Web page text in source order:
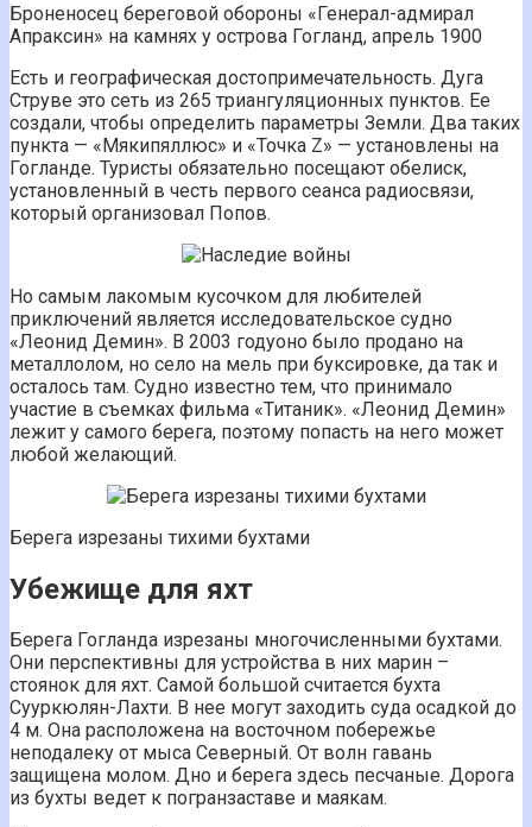
Броненосец береговой обороны «Генерал-адмирал
Апраксин» на камнях у острова Гогланд, апрель 1900
Есть и географическая достопримечательность. Дуга
Струве это сеть из 265 триангуляционных пунктов. Ее
создали, чтобы определить параметры Земли. Два таких
пункта — «Мякипяллюс» и «Точка Z» — установлены на
Гогланде. Туристы обязательно посещают обелиск,
установленный в честь первого сеанса радиосвязи,
который организовал Попов.
Но самым лакомым кусочком для любителей
приключений является исследовательское судно
«Леонид Демин». В 2003 годуоно было продано на
металлолом, но село на мель при буксировке, да так и
осталось там. Судно известно тем, что принимало
участие в съемках фильма «Титаник». «Леонид Демин»
лежит у самого берега, поэтому попасть на него может
любой желающий.
Берега изрезаны тихими бухтами
Убежище для яхт
Берега Гогланда изрезаны многочисленными бухтами.
Они перспективны для устройства в них марин –
стоянок для яхт. Самой большой считается бухта
Сууркюлян-Лахти. В нее могут заходить суда осадкой до
4 м. Она расположена на восточном побережье
неподалеку от мыса Северный. От волн гавань
защищена молом. Дно и берега здесь песчаные. Дорога
из бухты ведет к погранзаставе и маякам.